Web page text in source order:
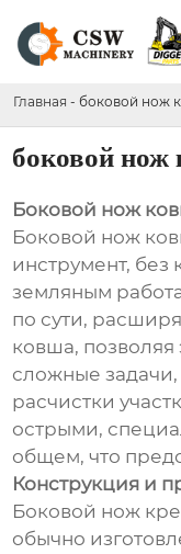
Главная - боковой нож
боковой нож
Боковой нож
Боковой нож
инструмент, без
земляным
по сути,
ковша, позволяя
сложные
расчистки
острыми,
общем, что
Конструкция и
Боковой нож
обычно